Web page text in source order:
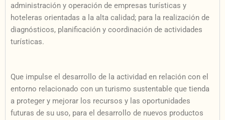
administración y operación de empresas turísticas y
hoteleras orientadas a la alta calidad; para la realización de
diagnósticos, planificación y coordinación de actividades
turísticas.
Que impulse el desarrollo de la actividad en relación con el
entorno relacionado con un turismo sustentable que tienda
a proteger y mejorar los recursos y las oportunidades
futuras de su uso, para el desarrollo de nuevos productos